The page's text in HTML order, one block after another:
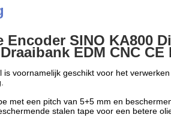
Encoder SINO KA800
EDM CNC CE
is voornamelijk geschikt voor het
met een pitch van 5+5 mm en
stalen tape voor een betere